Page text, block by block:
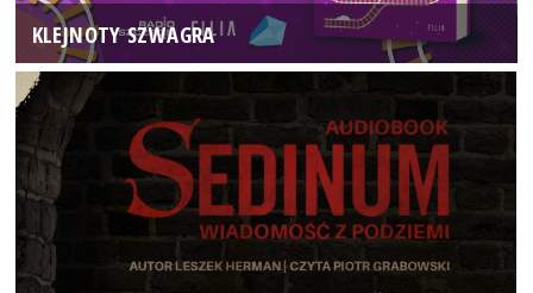
KLEJNOTY SZWAGRA